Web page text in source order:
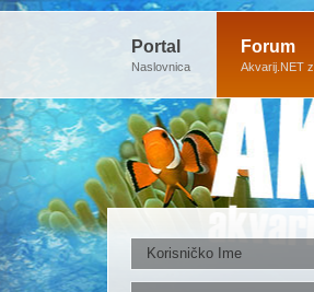
Portal
Naslovnica
Forum
Akvarij.NET